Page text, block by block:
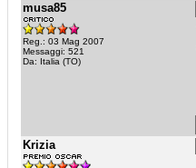
musa85
Reg.: 03 Mag 2007
Messaggi: 521
Da: Italia (TO)
Krizia